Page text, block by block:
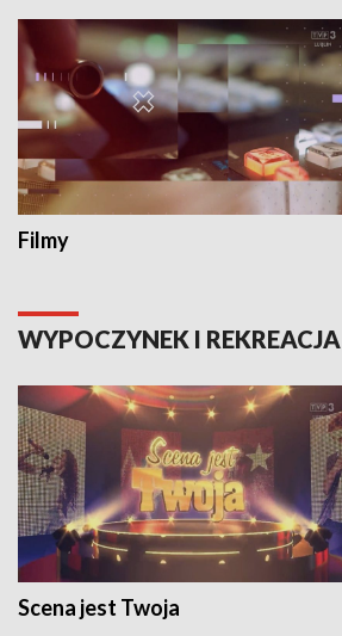
Filmy
WYPOCZYNEK I REKREACJA
Scena jest Twoja